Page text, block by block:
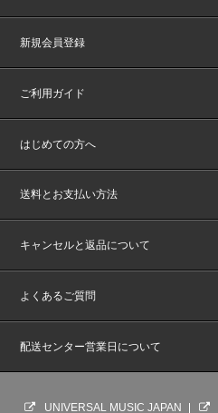
新規会員登録
ご利用ガイド
はじめての方へ
送料とお支払い方法
キャンセルと返品について
よくあるご質問
配送センター営業日について
UNIVERSAL MUSIC JAPAN